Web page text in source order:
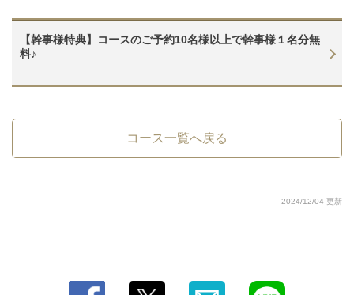
【幹事様特典】コースのご予約10名様以上で幹事様１名分無
料♪
コース一覧へ戻る
2024/12/04 更新